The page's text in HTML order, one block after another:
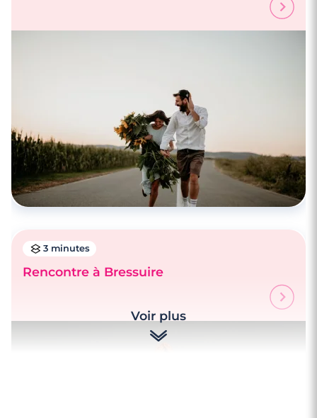
3 minutes
Rencontre à Bressuire
Voir plus